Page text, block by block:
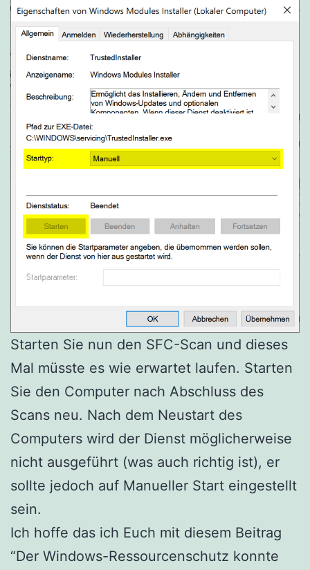
Starten Sie nun den SFC-Scan und dieses
Mal müsste es wie erwartet laufen. Starten
Sie den Computer nach Abschluss des
Scans neu. Nach dem Neustart des
Computers wird der Dienst möglicherweise
nicht ausgeführt (was auch richtig ist), er
sollte jedoch auf Manueller Start eingestellt
sein.
Ich hoffe das ich Euch mit diesem Beitrag
“Der Windows-Ressourcenschutz konnte